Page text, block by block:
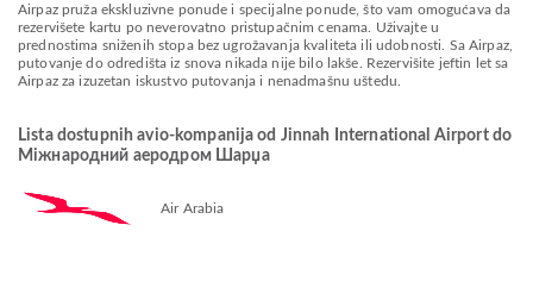
Airpaz pruža ekskluzivne ponude i specijalne ponude, što vam omogućava da
rezervišete kartu po neverovatno pristupačnim cenama. Uživajte u
prednostima sniženih stopa bez ugrožavanja kvaliteta ili udobnosti. Sa Airpaz,
putovanje do odredišta iz snova nikada nije bilo lakše. Rezervišite jeftin let sa
Airpaz za izuzetan iskustvo putovanja i nenadmašnu uštedu.
Lista dostupnih avio-kompanija od Jinnah International Airport do
Міжнародний аеродром Шарџа
Air Arabia